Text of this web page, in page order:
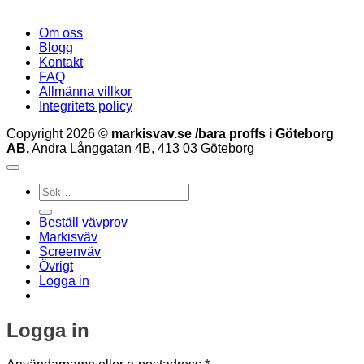
Om oss
Blogg
Kontakt
FAQ
Allmänna villkor
Integritets policy
Copyright 2026 © markisvav.se /bara proffs i Göteborg
AB,Andra Långgatan 4B, 413 03 Göteborg
Sök
efter:
Beställ vävprov
Markisväv
Screenväv
Övrigt
Logga in
Logga in